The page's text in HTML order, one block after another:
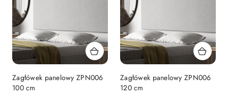
Zagłówek panelowy ZPN006
100 cm
Zagłówek panelowy ZPN006
120 cm